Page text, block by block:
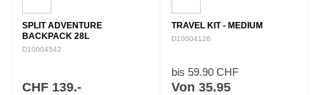
SPLIT ADVENTURE
BACKPACK 28L
D10004542
CHF 139.-
TRAVEL KIT - MEDIUM
D10004126
bis 59.90 CHF
Von 35.95